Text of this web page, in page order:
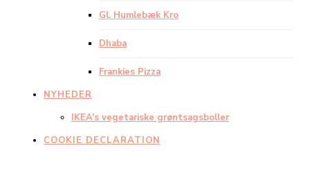
Gl. Humlebæk Kro
Dhaba
Frankies Pizza
NYHEDER
IKEA’s vegetariske grøntsagsboller
COOKIE DECLARATION